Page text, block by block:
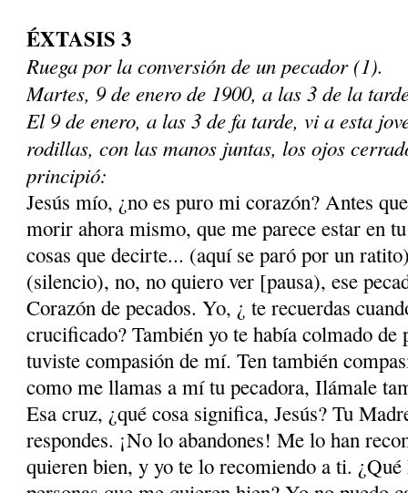
ÉXTASIS 3
Ruega por la conversión de un pecador (1).
Martes, 9 de enero de 1900, a las 3 de la
El 9 de enero, a las 3 de fa tarde, vi a esta
rodillas, con las manos juntas, los ojos
principió:
Jesús mío, ¿no es puro mi corazón? Antes
morir ahora mismo, que me parece estar en
cosas que decirte... (aquí se paró por un
(silencio), no, no quiero ver [pausa), ese
Corazón de pecados. Yo, ¿ te recuerdas
crucificado? También yo te había colmado de
tuviste compasión de mí. Ten también
como me llamas a mí tu pecadora, Ilámale
Esa cruz, ¿qué cosa significa, Jesús? Tu
respondes. ¡No lo abandones! Me lo han
quieren bien, y yo te lo recomiendo a ti. ¿Qué